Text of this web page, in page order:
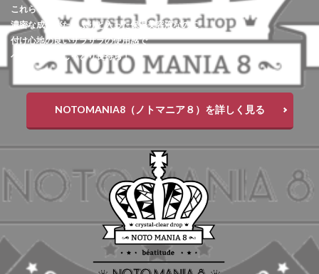
これらを1本で全てカバー！！
濃密な成分がたっぷりと入った保湿美容液なのに
付け心地の良いサラサラの使用感で
ベタつかずにしっとり長持ち！
NOTOMANIA8（ノトマニア８）を詳しく見る